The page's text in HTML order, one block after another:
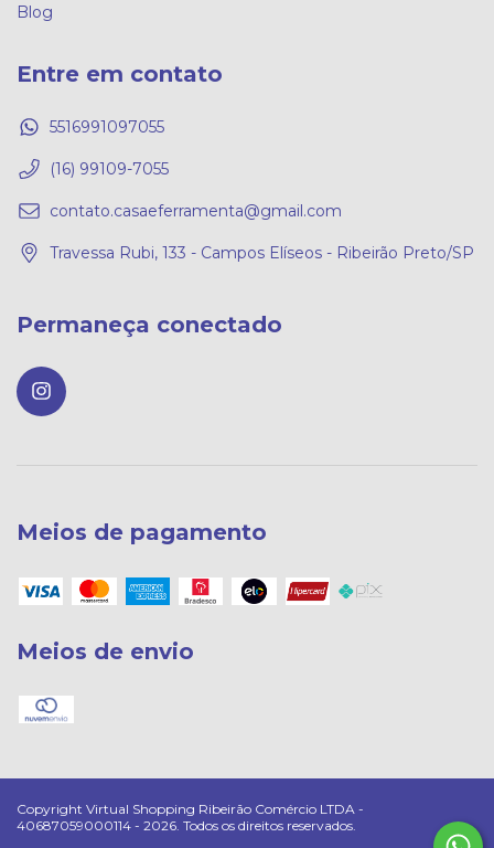
Blog
Entre em contato
5516991097055
(16) 99109-7055
contato.casaeferramenta@gmail.com
Travessa Rubi, 133 - Campos Elíseos - Ribeirão Preto/SP
Permaneça conectado
Meios de pagamento
Meios de envio
Copyright Virtual Shopping Ribeirão Comércio LTDA -
40687059000114 - 2026. Todos os direitos reservados.